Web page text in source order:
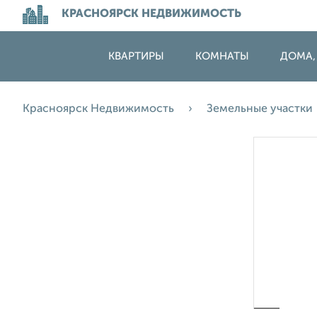
КРАСНОЯРСК НЕДВИЖИМОСТЬ
КВАРТИРЫ КОМНАТЫ ДОМА,
Красноярск Недвижимость Земельные участки